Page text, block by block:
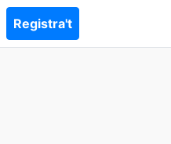
Registra't